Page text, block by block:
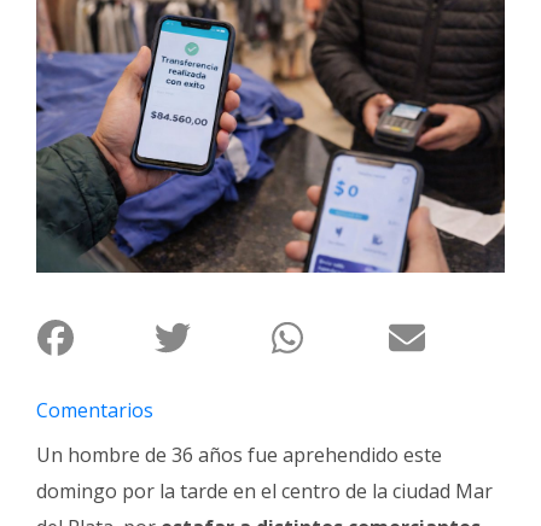
Deportes
Arte
y
Espectáculos
Policiales
Cartelera
Familia
Clasificados
Fúnebres
Comentarios
Un hombre de 36 años fue aprehendido este
domingo por la tarde en el centro de la ciudad Mar